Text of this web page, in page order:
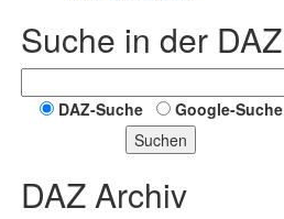
Suche in der DAZ
DAZ-Suche
Google-Suche
Suchen
DAZ Archiv